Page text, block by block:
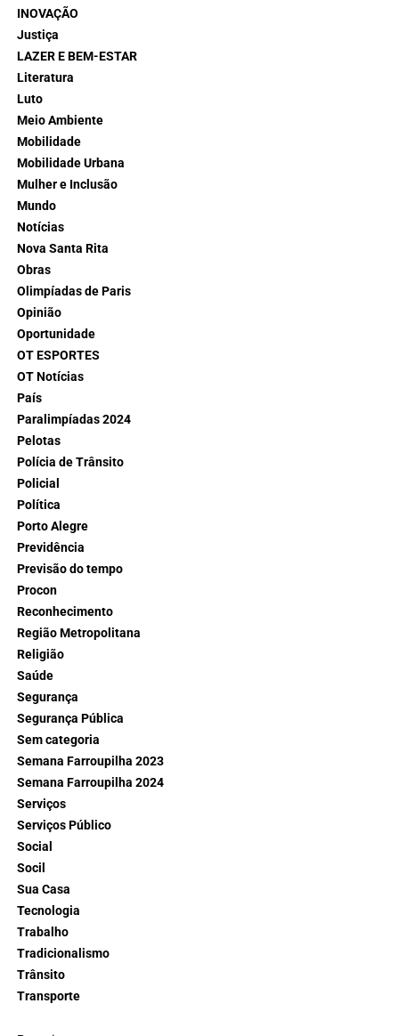
INOVAÇÃO
Justiça
LAZER E BEM-ESTAR
Literatura
Luto
Meio Ambiente
Mobilidade
Mobilidade Urbana
Mulher e Inclusão
Mundo
Notícias
Nova Santa Rita
Obras
Olimpíadas de Paris
Opinião
Oportunidade
OT ESPORTES
OT Notícias
País
Paralimpíadas 2024
Pelotas
Polícia de Trânsito
Policial
Política
Porto Alegre
Previdência
Previsão do tempo
Procon
Reconhecimento
Região Metropolitana
Religião
Saúde
Segurança
Segurança Pública
Sem categoria
Semana Farroupilha 2023
Semana Farroupilha 2024
Serviços
Serviços Público
Social
Socil
Sua Casa
Tecnologia
Trabalho
Tradicionalismo
Trânsito
Transporte